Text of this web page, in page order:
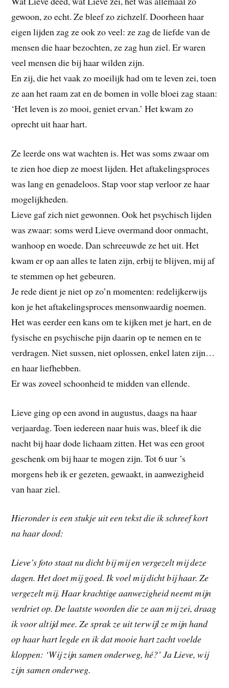
gewoon, zo echt. Ze bleef zo zichzelf. Doorheen haar
eigen lijden zag ze ook zo veel: ze zag de liefde van de
mensen die haar bezochten, ze zag hun ziel. Er waren
veel mensen die bij haar wilden zijn.
En zij, die het vaak zo moeilijk had om te leven zei, toen
ze aan het raam zat en de bomen in volle bloei zag staan:
‘Het leven is zo mooi, geniet ervan.’ Het kwam zo
oprecht uit haar hart.
Ze leerde ons wat wachten is. Het was soms zwaar om
te zien hoe diep ze moest lijden. Het aftakelingsproces
was lang en genadeloos. Stap voor stap verloor ze haar
mogelijkheden.
Lieve gaf zich niet gewonnen. Ook het psychisch lijden
was zwaar: soms werd Lieve overmand door onmacht,
wanhoop en woede. Dan schreeuwde ze het uit. Het
kwam er op aan alles te laten zijn, erbij te blijven, mij af
te stemmen op het gebeuren.
Je rede dient je niet op zo’n momenten: redelijkerwijs
kon je het aftakelingsproces mensonwaardig noemen.
Het was eerder een kans om te kijken met je hart, en de
fysische en psychische pijn daarin op te nemen en te
verdragen. Niet sussen, niet oplossen, enkel laten zijn…
en haar liefhebben.
Er was zoveel schoonheid te midden van ellende.
Lieve ging op een avond in augustus, daags na haar
verjaardag. Toen iedereen naar huis was, bleef ik die
nacht bij haar dode lichaam zitten. Het was een groot
geschenk om bij haar te mogen zijn. Tot 6 uur ’s
morgens heb ik er gezeten, gewaakt, in aanwezigheid
van haar ziel.
Hieronder is een stukje uit een tekst die ik schreef kort
na haar dood:
Lieve’s foto staat nu dicht bij mij en vergezelt mij deze
dagen. Het doet mij goed. Ik voel mij dicht bij haar. Ze
vergezelt mij. Haar krachtige aanwezigheid neemt mijn
verdriet op. De laatste woorden die ze aan mij zei, draag
ik voor altijd mee. Ze sprak ze uit terwijl ze mijn hand
op haar hart legde en ik dat mooie hart zacht voelde
kloppen: ‘Wij zijn samen onderweg, hé?’ Ja Lieve, wij
zijn samen onderweg.